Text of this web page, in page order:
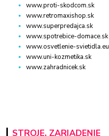
www.proti-skodcom.sk
www.retromaxishop.sk
www.superpredajca.sk
www.spotrebice-domace.sk
www.osvetlenie-svietidla.eu
www.uni-kozmetika.sk
www.zahradnicek.sk
STROJE, ZARIADENIE